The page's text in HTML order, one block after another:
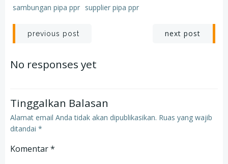
sambungan pipa ppr supplier pipa ppr
Post
navigation
previous post next post
No responses yet
Tinggalkan Balasan
Alamat email Anda tidak akan dipublikasikan. Ruas yang wajib
ditandai *
Komentar*